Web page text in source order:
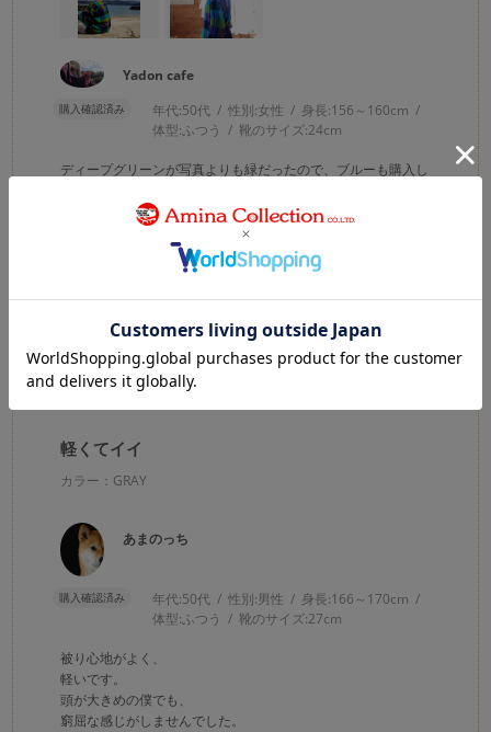
Yadon cafe
購入確認済み 年代:50代 性別:女性 身長:156～160cm
体型:ふつう 靴のサイズ:24cm
ディープグリーンが写真よりも緑だったので、ブルーも購入し
被りやすいです。
参考になった 0
軽くてイイ
カラー：GRAY
あまのっち
購入確認済み 年代:50代 性別:男性 身長:166～170cm
体型:ふつう 靴のサイズ:27cm
被り心地がよく、
軽いです。
頭が大きめの僕でも、
窮屈な感じがしませんでした。